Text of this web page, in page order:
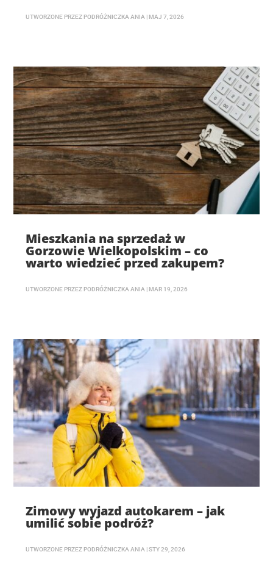
UTWORZONE PRZEZ PODRÓŻNICZKA ANIA | MAJ 7, 2026
Mieszkania na sprzedaż w
Gorzowie Wielkopolskim – co
warto wiedzieć przed zakupem?
UTWORZONE PRZEZ PODRÓŻNICZKA ANIA | MAR 19, 2026
Zimowy wyjazd autokarem – jak
umilić sobie podróż?
UTWORZONE PRZEZ PODRÓŻNICZKA ANIA |STY 29, 2026